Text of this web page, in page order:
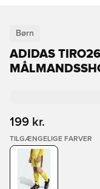
Børn
ADIDAS
199 kr.
TILGÆNGELIGE FARVER